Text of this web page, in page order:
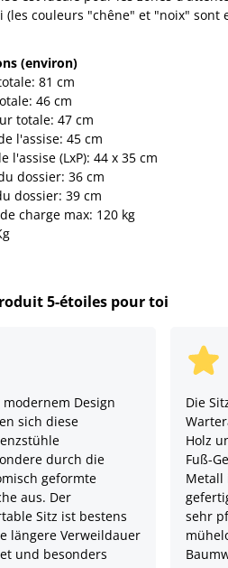
(les couleurs "chêne" et "noix"
(environ)
81 cm
46 cm
totale: 47 cm
l'assise: 45 cm
l'assise (LxP): 44 x 35 cm
dossier: 36 cm
dossier: 39 cm
charge max: 120 kg
5-étoiles pour toi
modernem Design
sich diese
durch die
geformte
aus. Der
Sitz ist bestens
längere Verweildauer
und besonders
Die
Holz
Fuß-
Metall
sehr